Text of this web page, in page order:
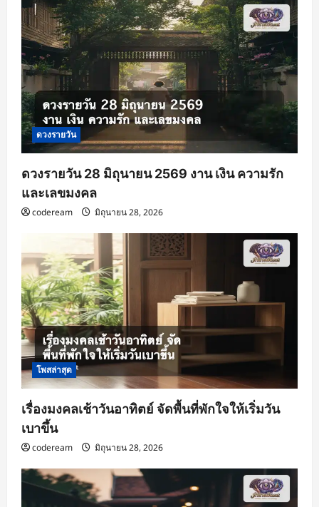
ดวงรายวัน
ดวงรายวัน 28 มิถุนายน 2569 งาน เงิน ความรัก
และเลขมงคล
codeream มิถุนายน 28, 2026
โพสล่าสุด
เรื่องมงคลเช้าวันอาทิตย์ จัดพื้นที่พักใจให้เริ่มวัน
เบาขึ้น
codeream มิถุนายน 28, 2026